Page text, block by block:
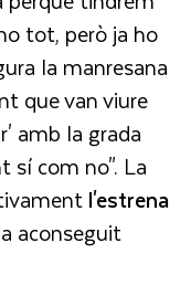
tot, però ja ho
la manresana
que van viure
amb la grada
sí com no". La
l'estrena
aconseguit